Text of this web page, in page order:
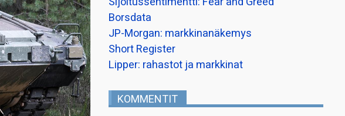
Borsdata
JP-Morgan: markkinanäkemys
Short Register
Lipper: rahastot ja markkinat
KOMMENTIT